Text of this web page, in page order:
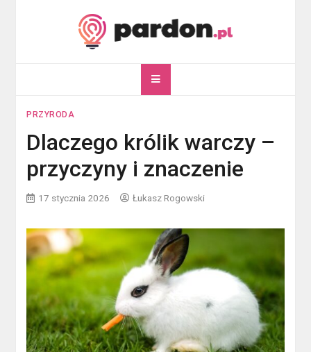
pardon.pl
PRZYRODA
Dlaczego królik warczy –
przyczyny i znaczenie
17 stycznia 2026 Łukasz Rogowski